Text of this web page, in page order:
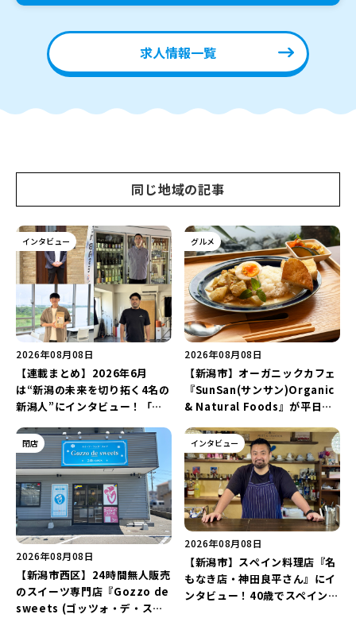
求人情報一覧
同じ地域の記事
インタビュー
2026年08月08日
【連載まとめ】2026年6月
は“新潟の未来を切り拓く4名の
新潟人”にインタビュー！「学
トグラファー」など要チェック
♪
グルメ
2026年08月08日
【新潟市】オーガニックカフェ
『SunSan(サンサン)Organic
& Natural Foods』が平日ラ
「抗酸化☆レモンチキンカレ
ー」と「美容と健康を考えたプ
レートランチ」を実食レポート
♪
閉店
2026年08月08日
【新潟市西区】24時間無人販売
のスイーツ専門店『Gozzo de
sweets (ゴッツォ・デ・スイ
インタビュー
2026年08月08日
【新潟市】スペイン料理店『名
もなき店・神田良平さん』にイ
ンタビュー！40歳でスペインへ